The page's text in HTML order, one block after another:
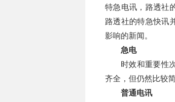
特急电讯，路透社
路透社的特急快讯
影响的新闻。
急电
时效和重要性
齐全，但仍然比较
普通电讯